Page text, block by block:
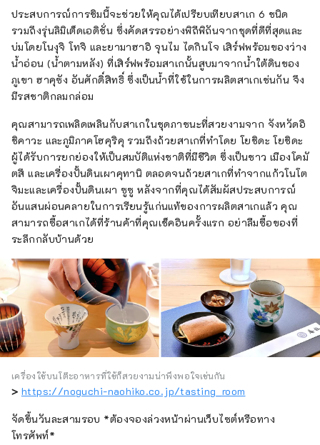
ประสบการณ์การชิมนี้จะช่วยให้คุณได้เปรียบเทียบสาเก 6 ชนิด
รวมถึงรุ่นลิมิเต็ดเอดิชั่น ซึ่งคัดสรรอย่างพิถีพิถันจากชุดที่ดีที่สุดและ
บ่มโดยโนงุจิ โทจิ และยามาฮาอิ จุนไม ไดกินโจ เสิร์ฟพร้อมของว่าง
น้ำอ่อน (น้ำตามหลัง) ที่เสิร์ฟพร้อมสาเกนั้นสูบมาจากน้ำใต้ดินของ
ภูเขา ฮาคุซัง อันศักดิ์สิทธิ์ ซึ่งเป็นน้ำที่ใช้ในการผลิตสาเกเช่นกัน จึง
มีรสชาติกลมกล่อม
คุณสามารถเพลิดเพลินกับสาเกในชุดภาชนะที่สวยงามจาก จังหวัดอิ
ชิคาวะ และภูมิภาคโฮคุริคุ รวมถึงถ้วยสาเกที่ทำโดย โยชิดะ โยชิดะ
ผู้ได้รับการยกย่องให้เป็นสมบัติแห่งชาติที่มีชีวิต ซึ่งเป็นชาว เมืองโคมั
ตสึ และเครื่องปั้นดินเผาคุทานิ ตลอดจนถ้วยสาเกที่ทำจากแก้วโนโต
จิมะและเครื่องปั้นดินเผา ซูซู หลังจากที่คุณได้สัมผัสประสบการณ์
อันแสนผ่อนคลายในการเรียนรู้แก่นแท้ของการผลิตสาเกแล้ว คุณ
สามารถซื้อสาเกได้ที่ร้านค้าที่คุณเช็คอินครั้งแรก อย่าลืมซื้อของที่
ระลึกกลับบ้านด้วย
เครื่องใช้บนโต๊ะอาหารที่ใช้ก็สวยงามน่าพึงพอใจเช่นกัน
> https://noguchi-naohiko.co.jp/tasting_room
จัดขึ้นวันละสามรอบ *ต้องจองล่วงหน้าผ่านเว็บไซต์หรือทาง
โทรศัพท์*